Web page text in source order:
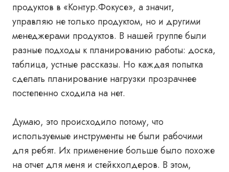
продуктов в «Контур.Фокусе», а значит,
управляю не только продуктом, но и другими
менеджерами продуктов. В нашей группе были
разные подходы к планированию работы: доска,
таблица, устные рассказы. Но каждая попытка
сделать планирование нагрузки прозрачнее
постепенно сходила на нет.
Думаю, это происходило потому, что
используемые инструменты не были рабочими
для ребят. Их применение больше было похоже
на отчет для меня и стейкхолдеров. В этом,